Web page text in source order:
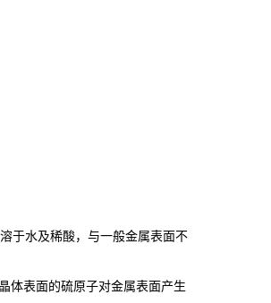
于水及稀酸，与一般金属表面不
体表面的硫原子对金属表面产生